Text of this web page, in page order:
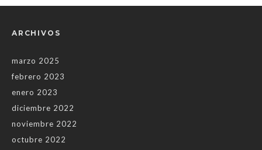
ARCHIVOS
marzo 2025
febrero 2023
enero 2023
diciembre 2022
noviembre 2022
octubre 2022